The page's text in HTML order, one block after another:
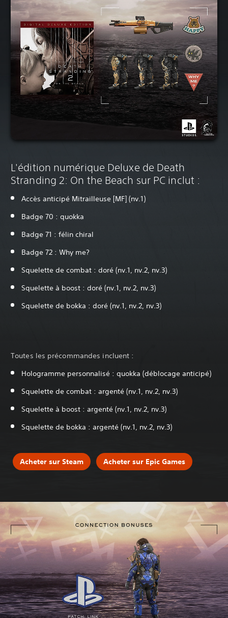
L'édition numérique Deluxe de Death
Stranding 2: On the Beach sur PC inclut :
Accès anticipé Mitrailleuse [MF] (nv.1)
Badge 70 : quokka
Badge 71 : félin chiral
Badge 72 : Why me?
Squelette de combat : doré (nv.1, nv.2, nv.3)
Squelette à boost : doré (nv.1, nv.2, nv.3)
Squelette de bokka : doré (nv.1, nv.2, nv.3)
Toutes les précommandes incluent :
Hologramme personnalisé : quokka (déblocage anticipé)
Squelette de combat : argenté (nv.1, nv.2, nv.3)
Squelette à boost : argenté (nv.1, nv.2, nv.3)
Squelette de bokka : argenté (nv.1, nv.2, nv.3)
Acheter sur Steam Acheter sur Epic Games